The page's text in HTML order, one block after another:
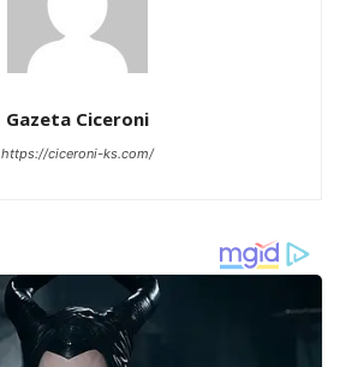
Gazeta Ciceroni
https://ciceroni-ks.com/